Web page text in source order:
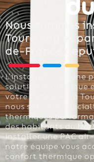
Nous sommes
Tourcoing et
de-France
L’installation d’une
solution écologique
votre logement à
nous sommes
thermiques
des habitants du
installer une PAC
notre équipe vous
confort thermique